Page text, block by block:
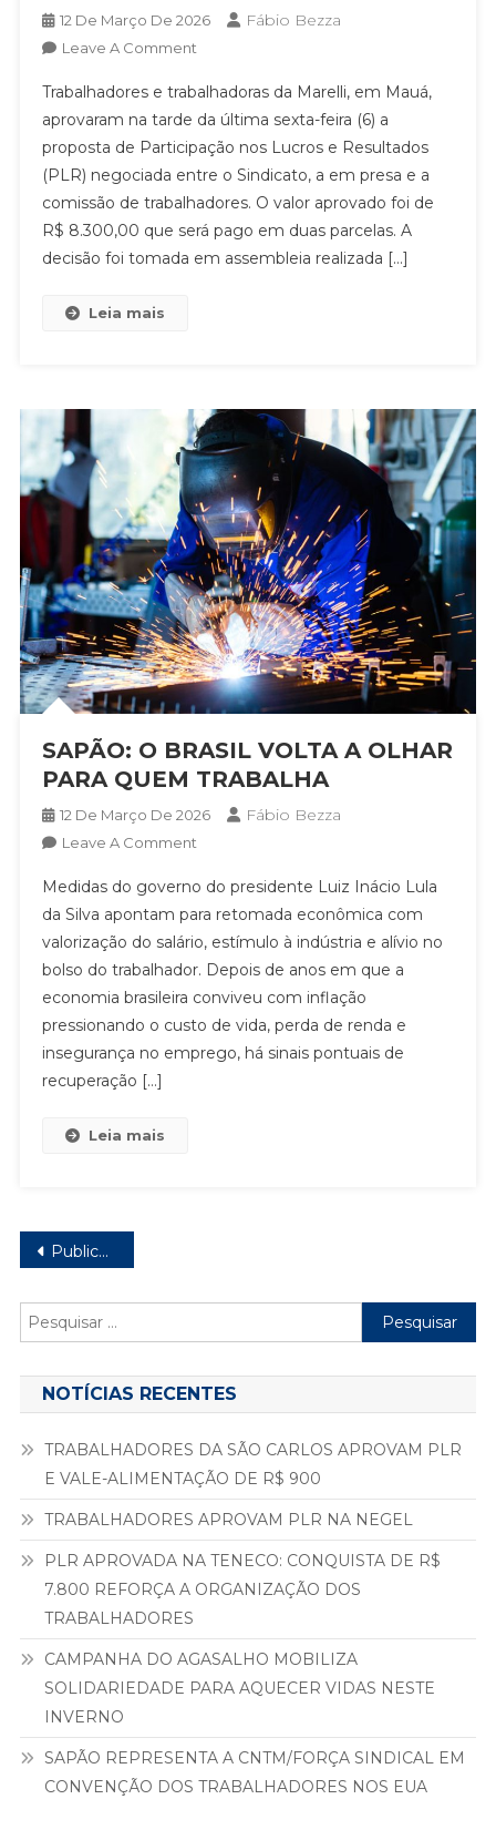
12 De Março De 2026 Fábio Bezza
Leave A CommentOn
NA
MARELLI!
TRABALHADORES
APROVAM
PLR
DE
R$
Trabalhadores e trabalhadoras da Marelli, em Mauá,
aprovaram na tarde da última sexta-feira (6) a
proposta de Participação nos Lucros e Resultados
(PLR) negociada entre o Sindicato, a em presa e a
comissão de trabalhadores. O valor aprovado foi de
R$ 8.300,00 que será pago em duas parcelas. A
decisão foi tomada em assembleia realizada […]
Leia mais
SAPÃO: O BRASIL VOLTA A OLHAR
PARA QUEM TRABALHA
12 De Março De 2026 Fábio Bezza
Leave A CommentOn
O
BRASIL
VOLTA
A
OLHAR
PARA
Medidas do governo do presidente Luiz Inácio Lula
da Silva apontam para retomada econômica com
valorização do salário, estímulo à indústria e alívio no
bolso do trabalhador. Depois de anos em que a
economia brasileira conviveu com inflação
pressionando o custo de vida, perda de renda e
insegurança no emprego, há sinais pontuais de
recuperação […]
Leia mais
Navegação
por
posts
Publicações mais antigas
Pesquisar
por:
NOTÍCIAS RECENTES
TRABALHADORES DA SÃO CARLOS APROVAM PLR
E VALE-ALIMENTAÇÃO DE R$ 900
TRABALHADORES APROVAM PLR NA NEGEL
PLR APROVADA NA TENECO: CONQUISTA DE R$
7.800 REFORÇA A ORGANIZAÇÃO DOS
TRABALHADORES
CAMPANHA DO AGASALHO MOBILIZA
SOLIDARIEDADE PARA AQUECER VIDAS NESTE
INVERNO
SAPÃO REPRESENTA A CNTM/FORÇA SINDICAL EM
CONVENÇÃO DOS TRABALHADORES NOS EUA